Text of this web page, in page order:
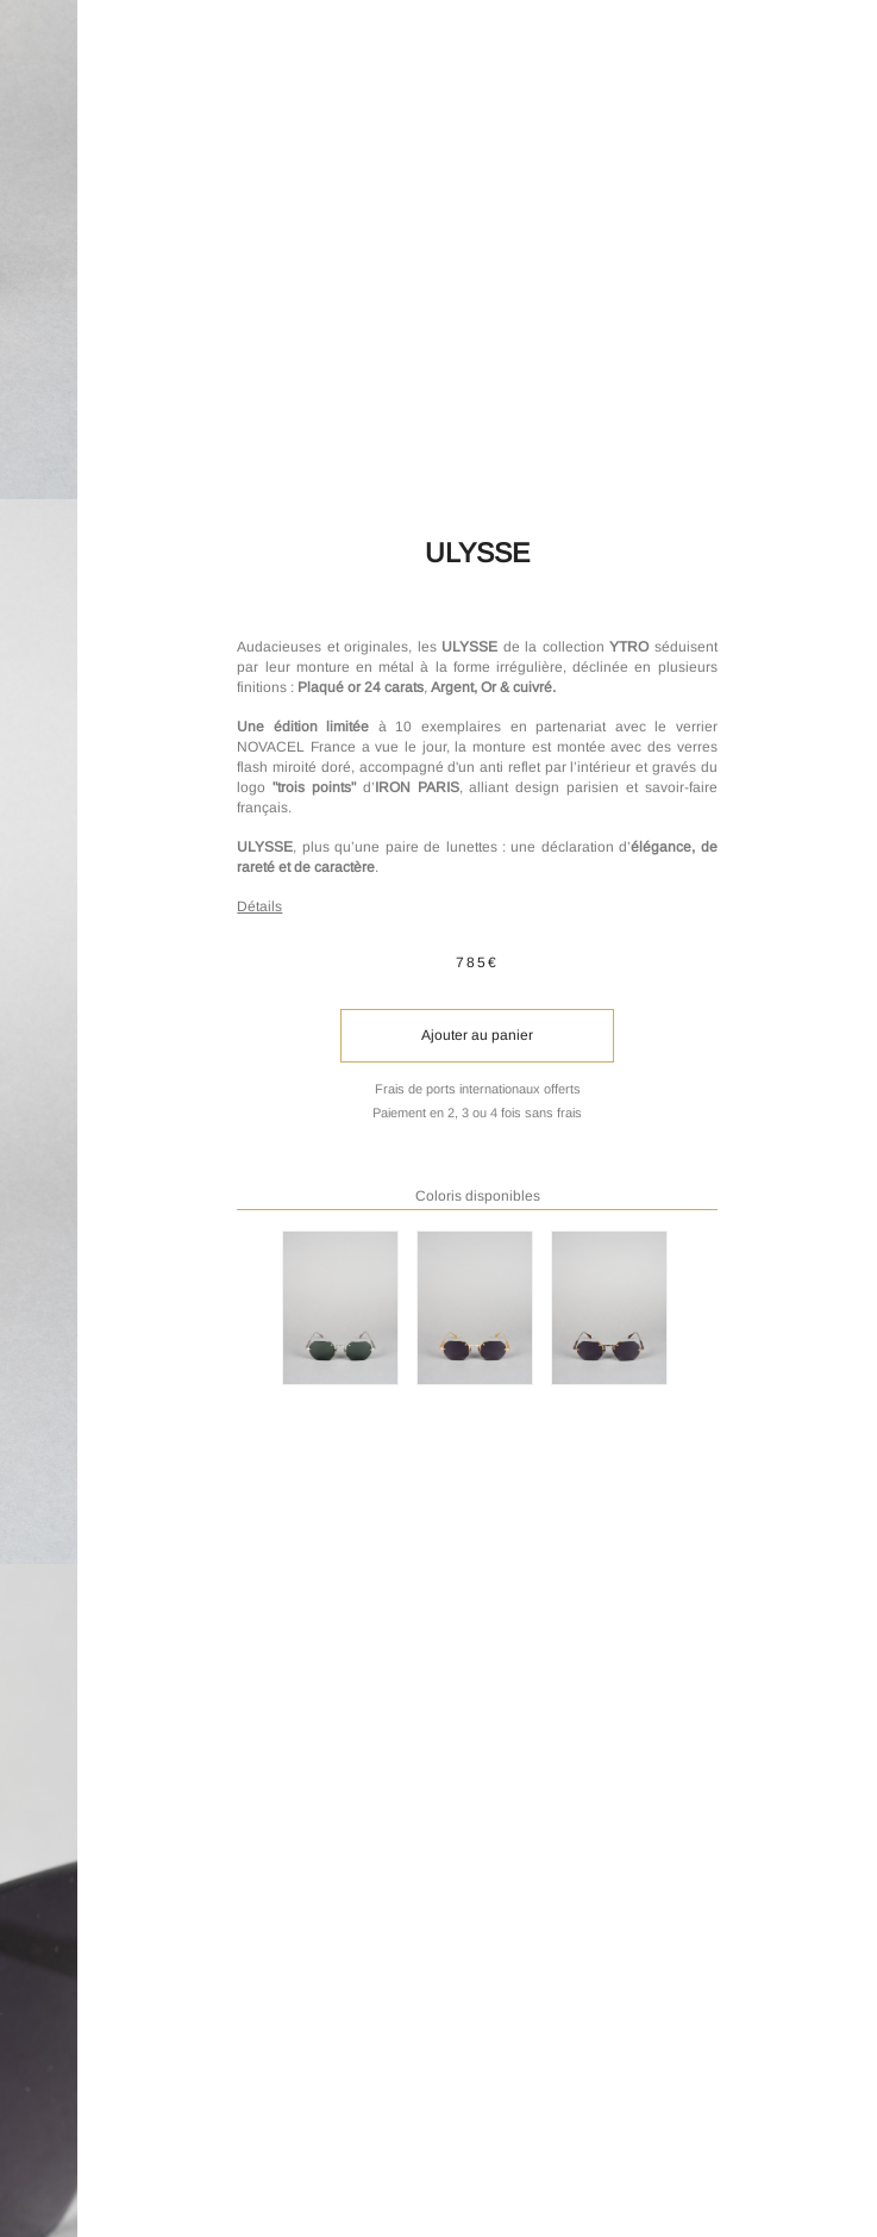
ULYSSE
Audacieuses et originales, les ULYSSE de la collectionYTROséduisent
par leur monture en métal à la forme irrégulière, déclinée en plusieurs
finitions : Plaqué or 24 carats,Argent, Or & cuivré.
Une édition limitée à 10 exemplaires en partenariat avec le verrier
NOVACEL France a vue le jour, la monture est montée avec des verres
flash miroité doré, accompagné d'un anti reflet par l’intérieur et gravés du
logo"trois points"d’IRON PARIS, alliant design parisien et savoir-faire
français.
ULYSSE, plus qu’une paire de lunettes : une déclaration d’élégance, de
rareté et de caractère.
Détails
785€
Ajouter au panier
Frais de ports internationaux offerts
Paiement en 2, 3 ou 4 fois sans frais
Coloris disponibles